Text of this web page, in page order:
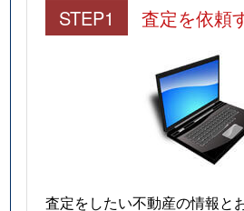
STEP1 査定を依頼
査定をしたい不動産の情報と